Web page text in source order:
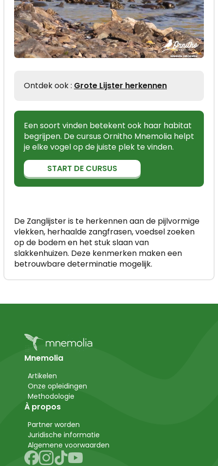
Ontdek ook : Grote Lijster herkennen
Een soort vinden betekent ook haar habitat
begrijpen. De cursus Ornitho Mnemolia helpt
je elke vogel op de juiste plek te vinden.
START DE CURSUS
De Zanglijster is te herkennen aan de pijlvormige
vlekken, herhaalde zangfrasen, voedsel zoeken
op de bodem en het stuk slaan van
slakkenhuizen. Deze kenmerken maken een
betrouwbare determinatie mogelijk.
Mnemolia
Artikelen
Onze opleidingen
Methodologie
À propos
Partner worden
Juridische informatie
Algemene voorwaarden